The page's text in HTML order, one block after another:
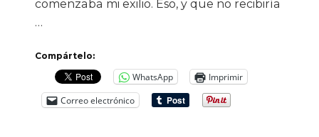
comenzaba mi exilio. Eso, y que no recibiría
…
Compártelo:
WhatsApp
Imprimir
Correo electrónico